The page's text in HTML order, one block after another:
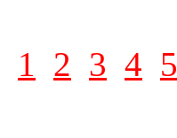
1 2 3 4 5